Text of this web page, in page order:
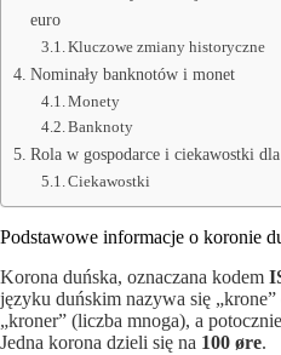
euro
Kluczowe zmiany historyczne
Nominały banknotów i monet
Monety
Banknoty
Rola w gospodarce i ciekawostki
Ciekawostki
Podstawowe informacje o koronie
Korona duńska, oznaczana kodem
języku duńskim nazywa się
„kroner” (liczba mnoga), a
Jedna korona dzieli się na 100 øre.